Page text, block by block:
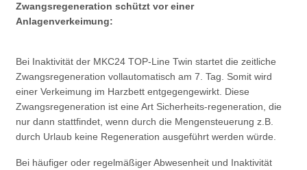
Zwangsregeneration schützt vor einer
Anlagenverkeimung:
Bei Inaktivität der MKC24 TOP-Line Twin startet die zeitliche
Zwangsregeneration vollautomatisch am 7. Tag. Somit wird
einer Verkeimung im Harzbett entgegengewirkt. Diese
Zwangsregeneration ist eine Art Sicherheits-regeneration, die
nur dann stattfindet, wenn durch die Mengensteuerung z.B.
durch Urlaub keine Regeneration ausgeführt werden würde.
Bei häufiger oder regelmäßiger Abwesenheit und Inaktivität